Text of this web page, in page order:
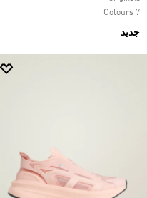
7 Colours
جديد